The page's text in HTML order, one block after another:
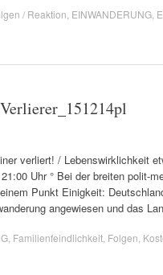
/ Reaktion EINWANDERUNG
verliert! / Lebenswirklichkeit
Uhr ° Bei der breiten polit-
Punkt Einigkeit:
angewiesen und das
Familienfeindlichkeit Folgen